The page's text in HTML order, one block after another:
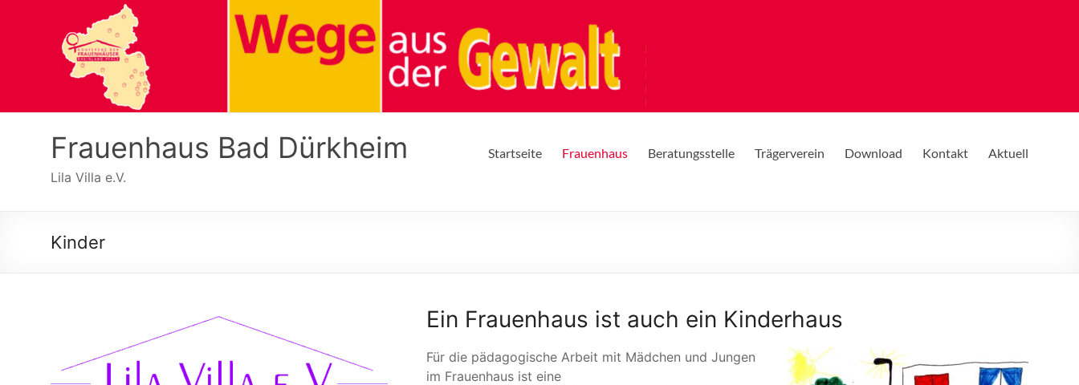
Frauenhaus Bad Dürkheim
Lila Villa e.V.
Startseite Frauenhaus Beratungsstelle Trägerverein Download Kontakt Aktuell
Kinder
Ein Frauenhaus ist auch ein Kinderhaus
Für die pädagogische Arbeit mit Mädchen und Jungen
im Frauenhaus ist eine